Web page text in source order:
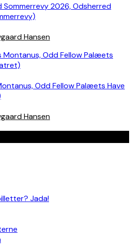
Sommerrevy 2026, Odsherred
Hansen
Odd Fellow Palæets Have
Hansen
Jada!